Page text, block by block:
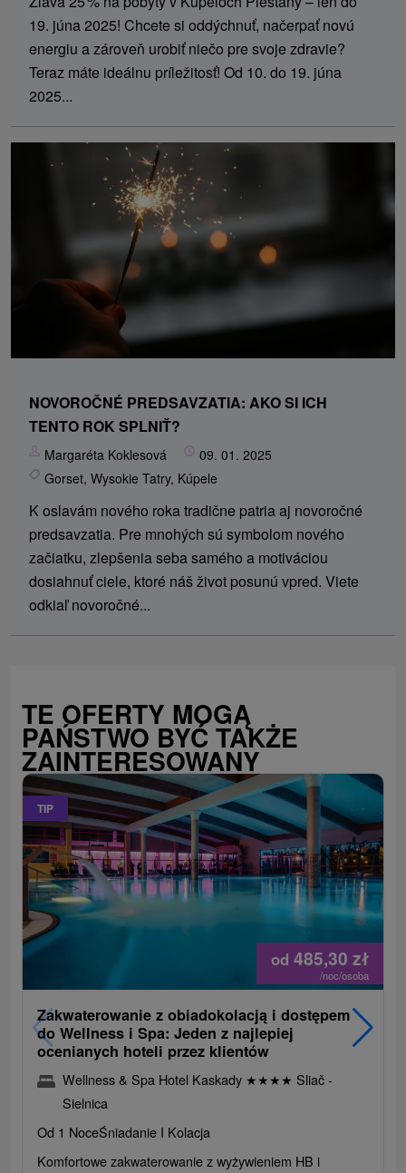
19. júna 2025! Chcete si oddýchnuť, načerpať novú
energiu a zároveň urobiť niečo pre svoje zdravie?
Teraz máte ideálnu príležitosť! Od 10. do 19. júna
2025...
NOVOROČNÉ PREDSAVZATIA: AKO SI ICH
TENTO ROK SPLNIŤ?
Margaréta Koklesová
09. 01. 2025
Gorset, Wysokie Tatry, Kúpele
K oslavám nového roka tradične patria aj novoročné
predsavzatia. Pre mnohých sú symbolom nového
začiatku, zlepšenia seba samého a motiváciou
dosiahnuť ciele, ktoré náš život posunú vpred. Viete
odkiaľ novoročné...
TE OFERTY MOGĄ
PAŃSTWO BYĆ TAKŻE
ZAINTERESOWANY
TIP
od 485,30 zł
/noc/osoba
Zakwaterowanie z obiadokolacją i dostępem
do Wellness i Spa: Jeden z najlepiej
ocenianych hoteli przez klientów
Wellness & Spa Hotel Kaskady ★★★★ Sliač -
Sielnica
Od 1 NoceŚniadanie I Kolacja
Komfortowe zakwaterowanie z wyżywieniem HB i